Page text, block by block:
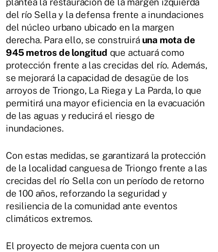
del río Sella y la defensa frente a inundaciones
del núcleo urbano ubicado en la margen
derecha. Para ello, se construirá una mota de
945 metros de longitud que actuará como
protección frente a las crecidas del río. Además,
se mejorará la capacidad de desagüe de los
arroyos de Triongo, La Riega y La Parda, lo que
permitirá una mayor eficiencia en la evacuación
de las aguas y reducirá el riesgo de
inundaciones.
Con estas medidas, se garantizará la protección
de la localidad canguesa de Triongo frente a las
crecidas del río Sella con un período de retorno
de 100 años, reforzando la seguridad y
resiliencia de la comunidad ante eventos
climáticos extremos.
El proyecto de mejora cuenta con un